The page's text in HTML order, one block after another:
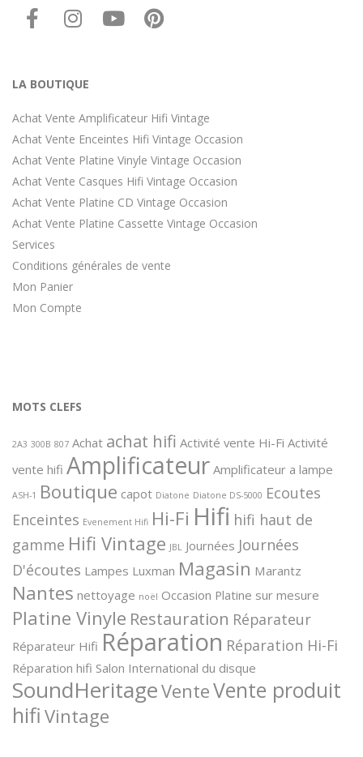
LA BOUTIQUE
Achat Vente Amplificateur Hifi Vintage
Achat Vente Enceintes Hifi Vintage Occasion
Achat Vente Platine Vinyle Vintage Occasion
Achat Vente Casques Hifi Vintage Occasion
Achat Vente Platine CD Vintage Occasion
Achat Vente Platine Cassette Vintage Occasion
Services
Conditions générales de vente
Mon Panier
Mon Compte
MOTS CLEFS
2A3 300B 807 Achat achat hifi Activité vente Hi-Fi Activité
vente hifi Amplificateur Amplificateur a lampe
ASH-1 Boutique capot Diatone Diatone DS-5000 Ecoutes
Enceintes Evenement Hifi Hi-Fi Hifi hifi haut de
gamme Hifi Vintage JBL Journées Journées
D'écoutes Lampes Luxman Magasin Marantz
Nantes nettoyage noël Occasion Platine sur mesure
Platine Vinyle Restauration Réparateur
Réparateur Hifi Réparation Réparation Hi-Fi
Réparation hifi Salon International du disque
SoundHeritageVenteVente produit
hifi Vintage